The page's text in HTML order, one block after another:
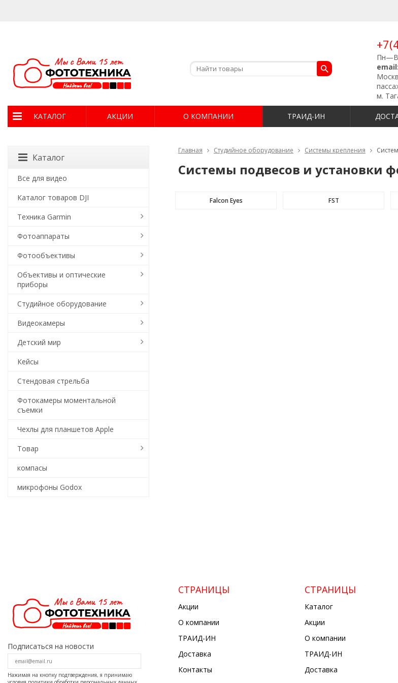
email:
м.
КАТАЛОГ АКЦИИ О КОМПАНИИ ТРАИД-ИН
Главная Студийное оборудование Системы крепления
Системы подвесов и установки
Falcon Eyes FST
Каталог
Все для видео
Каталог товаров DJI
Техника Garmin
Фотоаппараты
Фотообъективы
Объективы и оптические
приборы
Студийное оборудование
Видеокамеры
Детский мир
Кейсы
Стендовая стрельба
Фотокамеры моментальной
съемки
Чехлы для планшетов Apple
Товар
компасы
микрофоны Godox
Подписаться на новости
Нажимая на кнопку подтверждения, я принимаю
СТРАНИЦЫ
Акции
О компании
ТРАИД-ИН
Доставка
Контакты
СТРАНИЦЫ
Каталог
Акции
О компании
ТРАИД-ИН
Доставка